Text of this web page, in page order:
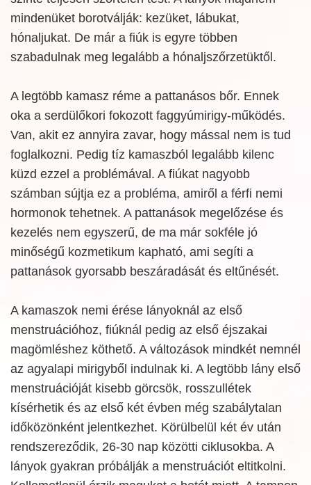
mindenüket borotválják: kezüket, lábukat,
hónaljukat. De már a fiúk is egyre többen
szabadulnak meg legalább a hónaljszőrzetüktől.
A legtöbb kamasz réme a pattanásos bőr. Ennek
oka a serdülőkori fokozott faggyúmirigy-működés.
Van, akit ez annyira zavar, hogy mással nem is tud
foglalkozni. Pedig tíz kamaszból legalább kilenc
küzd ezzel a problémával. A fiúkat nagyobb
számban sújtja ez a probléma, amiről a férfi nemi
hormonok tehetnek. A pattanások megelőzése és
kezelés nem egyszerű, de ma már sokféle jó
minőségű kozmetikum kapható, ami segíti a
pattanások gyorsabb beszáradását és eltűnését.
A kamaszok nemi érése lányoknál az első
menstruációhoz, fiúknál pedig az első éjszakai
magömléshez köthető. A változások mindkét nemnél
az agyalapi mirigyből indulnak ki. A legtöbb lány első
menstruációját kisebb görcsök, rosszullétek
kísérhetik és az első két évben még szabálytalan
időközönként jelentkezhet. Körülbelül két év után
rendszereződik, 26-30 nap közötti ciklusokba. A
lányok gyakran próbálják a menstruációt eltitkolni.